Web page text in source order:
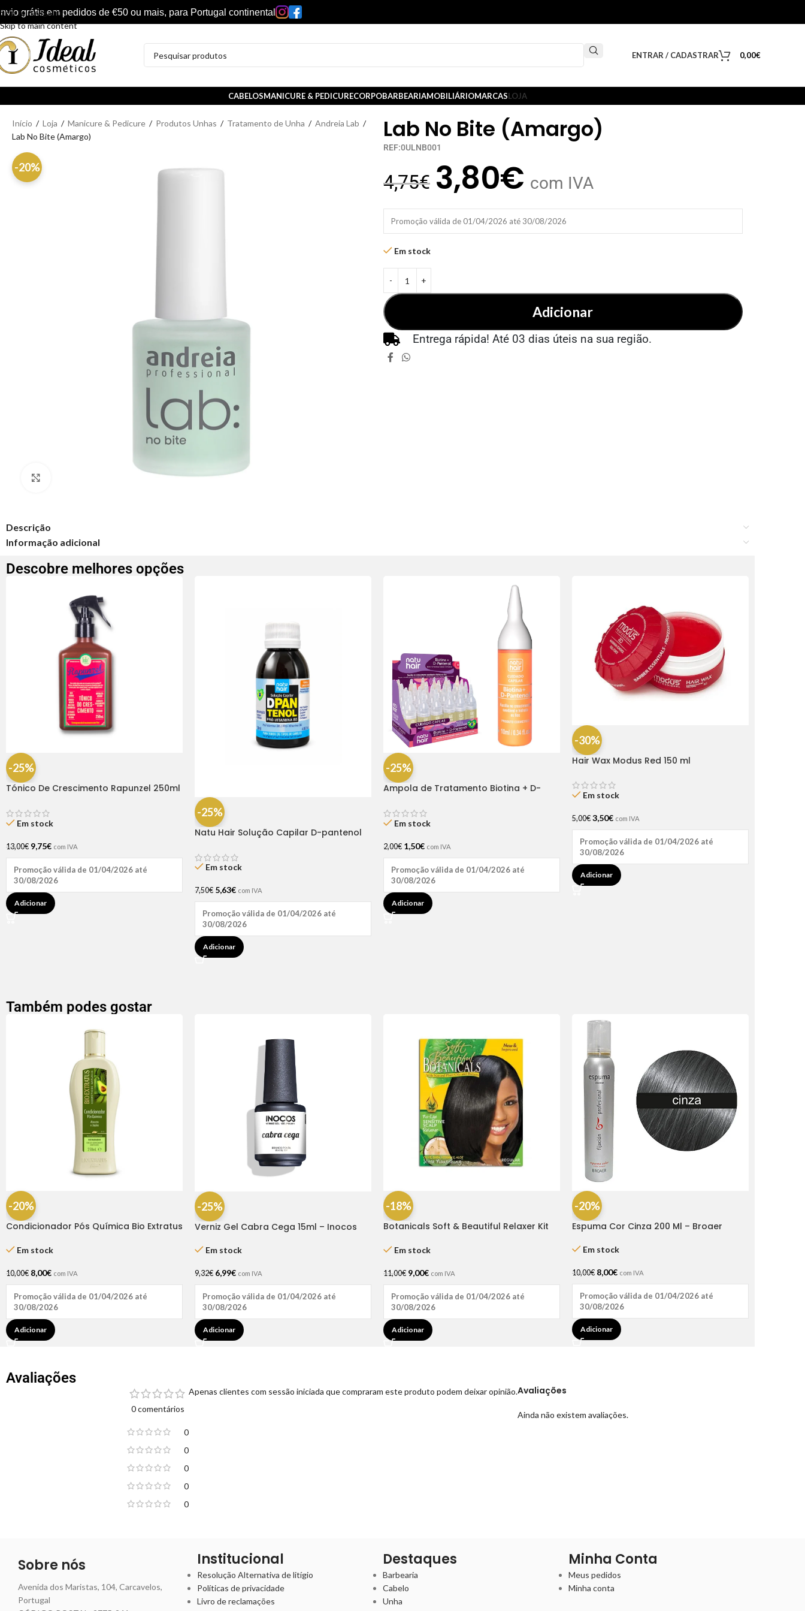
Skip to navigation
Skip to main content
grátis em pedidos de €50 ou mais, para Portugal continental
ENTRAR / CADASTRAR 0,00€
CABELOSMANICURE & PEDICURECORPOBARBEARIAMOBILIÁRIOMARCASLOJA
Início / Loja / Manicure & Pedicure / Produtos Unhas / Tratamento de Unha / Andreia Lab /
Lab No Bite (Amargo)
-20%
Lab No Bite (Amargo)
REF:0ULNB001
4,75€ 3,80€ com IVA
Promoção válida de 01/04/2026 até 30/08/2026
Em stock
Adicionar
Entrega rápida! Até 03 dias úteis na sua região.
Descrição
Informação adicional
Descobre melhores opções
-25%
Tónico De Crescimento Rapunzel 250ml
Em stock
13,00€ 9,75€ com IVA
Promoção válida de 01/04/2026 até
30/08/2026
Adicionar
-25%
Natu Hair Solução Capilar D-pantenol
Em stock
7,50€ 5,63€ com IVA
Promoção válida de 01/04/2026 até
30/08/2026
Adicionar
-25%
Ampola de Tratamento Biotina + D-
Em stock
2,00€ 1,50€ com IVA
Promoção válida de 01/04/2026 até
30/08/2026
Adicionar
-30%
Hair Wax Modus Red 150 ml
Em stock
5,00€ 3,50€ com IVA
Promoção válida de 01/04/2026 até
30/08/2026
Adicionar
Também podes gostar
-20%
Condicionador Pós Química Bio Extratus
Em stock
10,00€ 8,00€ com IVA
Promoção válida de 01/04/2026 até
30/08/2026
Adicionar
-25%
Verniz Gel Cabra Cega 15ml – Inocos
Em stock
9,32€ 6,99€ com IVA
Promoção válida de 01/04/2026 até
30/08/2026
Adicionar
-18%
Botanicals Soft & Beautiful Relaxer Kit
Em stock
11,00€ 9,00€ com IVA
Promoção válida de 01/04/2026 até
30/08/2026
Adicionar
-20%
Espuma Cor Cinza 200 Ml – Broaer
Em stock
10,00€ 8,00€ com IVA
Promoção válida de 01/04/2026 até
30/08/2026
Adicionar
Avaliações
0 comentários
0
0
0
0
0
Avaliações
Ainda não existem avaliações.
Apenas clientes com sessão iniciada que compraram este produto podem deixar opinião.
Sobre nós
Avenida dos Maristas, 104, Carcavelos,
Portugal
Institucional
Resolução Alternativa de litígio
Políticas de privacidade
Livro de reclamações
Destaques
Barbearia
Cabelo
Unha
Minha Conta
Meus pedidos
Minha conta